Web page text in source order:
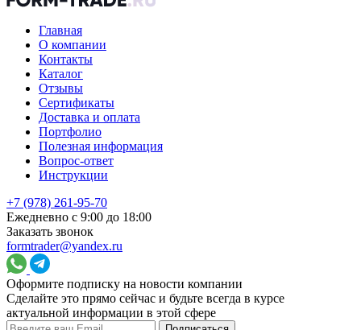
Главная
О компании
Контакты
Каталог
Отзывы
Сертификаты
Доставка и оплата
Портфолио
Полезная информация
Вопрос-ответ
Инструкции
+7 (978) 261-95-70
Ежедневно с 9:00 до 18:00
Заказать звонок
formtrader@yandex.ru
Оформите подписку на новости компании
Сделайте это прямо сейчас и будьте всегда в курсе
актуальной информации в этой сфере